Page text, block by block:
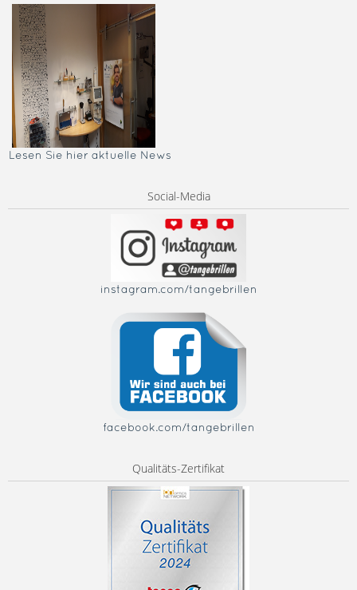
Lesen Sie hier aktuelle News
Social-Media
instagram.com/tangebrillen
facebook.com/tangebrillen
Qualitäts-Zertifikat